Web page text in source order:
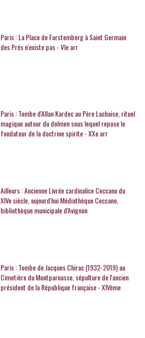
Paris : La Place de Furstemberg à Saint Germain
des Prés n'existe pas - VIe arr
Paris : Tombe d'Allan Kardec au Père Lachaise, rituel
magique autour du dolmen sous lequel repose le
fondateur de la doctrine spirite - XXe arr
Ailleurs : Ancienne Livrée cardinalice Ceccano du
XIVe siècle, aujourd'hui Médiathèque Ceccano,
bibliothèque municipale d'Avignon
Paris : Tombe de Jacques Chirac (1932-2019) au
Cimetière du Montparnasse, sépulture de l'ancien
président de la République française - XIVème